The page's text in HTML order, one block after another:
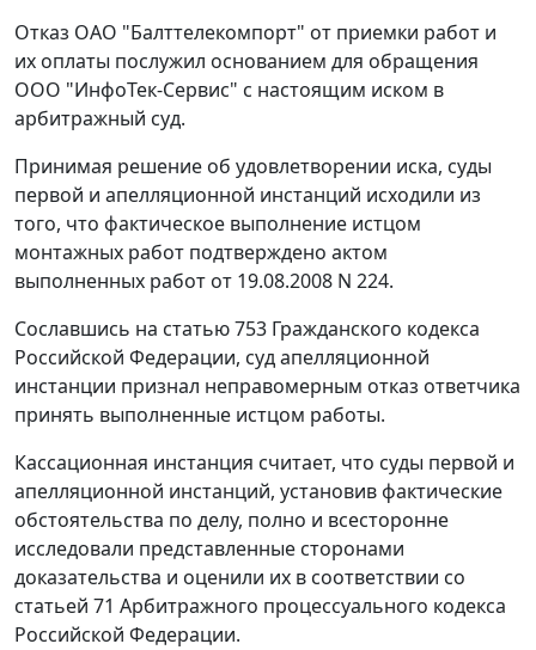
Отказ ОАО "Балттелекомпорт" от приемки работ и
их оплаты послужил основанием для обращения
ООО "ИнфоТек-Сервис" с настоящим иском в
арбитражный суд.
Принимая решение об удовлетворении иска, суды
первой и апелляционной инстанций исходили из
того, что фактическое выполнение истцом
монтажных работ подтверждено актом
выполненных работ от 19.08.2008 N 224.
Сославшись на статью 753 Гражданского кодекса
Российской Федерации, суд апелляционной
инстанции признал неправомерным отказ ответчика
принять выполненные истцом работы.
Кассационная инстанция считает, что суды первой и
апелляционной инстанций, установив фактические
обстоятельства по делу, полно и всесторонне
исследовали представленные сторонами
доказательства и оценили их в соответствии со
статьей 71 Арбитражного процессуального кодекса
Российской Федерации.